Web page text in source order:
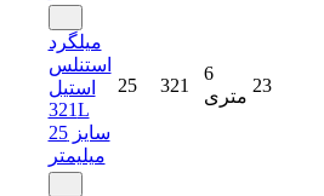
میلگرد
استنلس
استیل
321L
سایز 25
میلیمتر
25 321
6
متری
23